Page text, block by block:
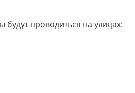
будут проводиться на улицах: